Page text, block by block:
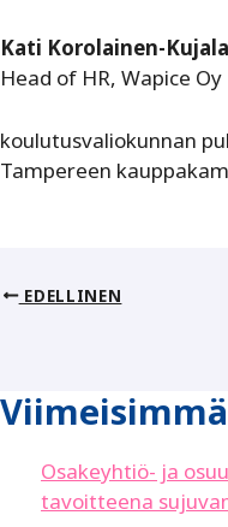
Kati Korolainen-Kujala
Head of HR, Wapice Oy
koulutusvaliokunnan
Tampereen
EDELLINEN
Osakeyhtiö- ja
tavoitteena